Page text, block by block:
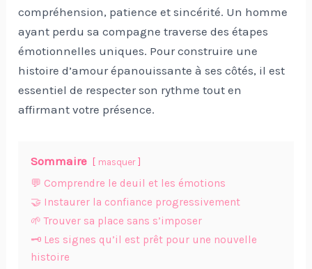
compréhension, patience et sincérité. Un homme
ayant perdu sa compagne traverse des étapes
émotionnelles uniques. Pour construire une
histoire d’amour épanouissante à ses côtés, il est
essentiel de respecter son rythme tout en
affirmant votre présence.
Sommaire masquer
💬 Comprendre le deuil et les émotions
🤝 Instaurer la confiance progressivement
🌱 Trouver sa place sans s’imposer
🗝️ Les signes qu’il est prêt pour une nouvelle
histoire